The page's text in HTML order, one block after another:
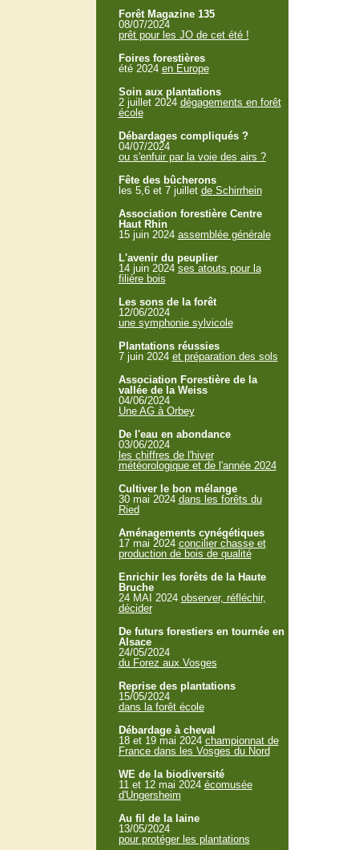
Forêt Magazine 135
08/07/2024
prêt pour les JO de cet été !
Foires forestières
été 2024 en Europe
Soin aux plantations
2 juillet 2024 dégagements en forêt
école
Débardages compliqués ?
04/07/2024
ou s'enfuir par la voie des airs ?
Fête des bûcherons
les 5,6 et 7 juillet de Schirrhein
Association forestière Centre
Haut Rhin
15 juin 2024 assemblée générale
L'avenir du peuplier
14 juin 2024 ses atouts pour la
filière bois
Les sons de la forêt
12/06/2024
une symphonie sylvicole
Plantations réussies
7 juin 2024 et préparation des sols
Association Forestière de la
vallée de la Weiss
04/06/2024
Une AG à Orbey
De l'eau en abondance
03/06/2024
les chiffres de l'hiver
météorologique et de l'année 2024
Cultiver le bon mélange
30 mai 2024 dans les forêts du
Ried
Aménagements cynégétiques
17 mai 2024 concilier chasse et
production de bois de qualité
Enrichir les forêts de la Haute
Bruche
24 MAI 2024 observer, réfléchir,
décider
De futurs forestiers en tournée en
Alsace
24/05/2024
du Forez aux Vosges
Reprise des plantations
15/05/2024
dans la forêt école
Débardage à cheval
18 et 19 mai 2024 championnat de
France dans les Vosges du Nord
WE de la biodiversité
11 et 12 mai 2024 écomusée
d'Ungersheim
Au fil de la laine
13/05/2024
pour protéger les plantations